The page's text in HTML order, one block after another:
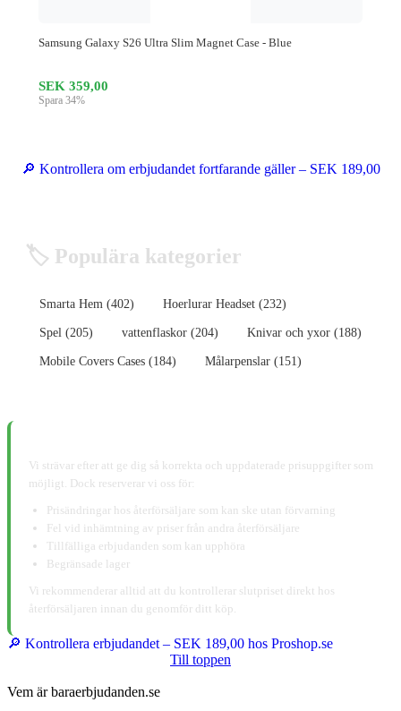
Samsung Galaxy S26 Ultra Slim Magnet Case - Blue
SEK 359,00
Spara 34%
🔎 Kontrollera om erbjudandet fortfarande gäller – SEK 189,00
🏷️ Populära kategorier
Smarta Hem (402) Hoerlurar Headset (232)
Spel (205) vattenflaskor (204) Knivar och yxor (188)
Mobile Covers Cases (184) Målarpenslar (151)
Vi strävar efter att ge dig så korrekta och uppdaterade prisuppgifter som
möjligt. Dock reserverar vi oss för:
Prisändringar hos återförsäljare som kan ske utan förvarning
Fel vid inhämtning av priser från andra återförsäljare
Tillfälliga erbjudanden som kan upphöra
Begränsade lager
Vi rekommenderar alltid att du kontrollerar slutpriset direkt hos
återförsäljaren innan du genomför ditt köp.
🔎 Kontrollera erbjudandet – SEK 189,00 hos Proshop.se
Till toppen
Vem är baraerbjudanden.se